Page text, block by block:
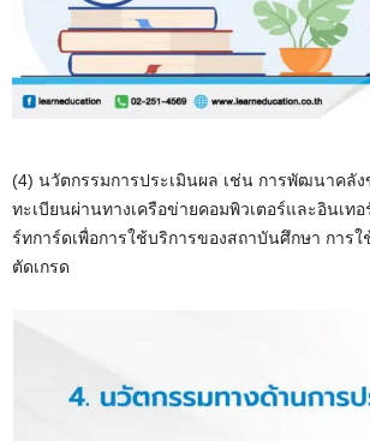
(4) นวัตกรรมการประเมินผล เช่น การพัฒนาคลัง
ทะเบียนผ่านทางเครือข่ายคอมพิวเตอร์และอินเท
ร์ทการ์ดเพื่อการใช้บริการของสถาบันศึกษา การใ
ตัดเกรด